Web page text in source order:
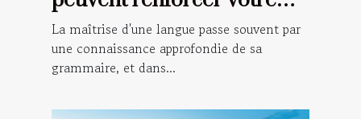
grammaire française
La maîtrise d'une langue passe souvent par
une connaissance approfondie de sa
grammaire, et dans...